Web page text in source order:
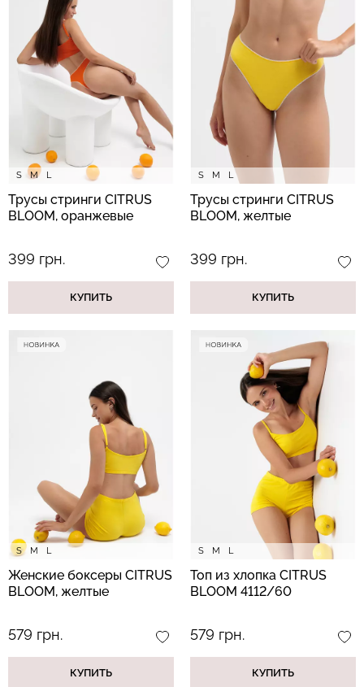
S M L
Трусы стринги CITRUS
BLOOM, оранжевые
399 грн.
КУПИТЬ
S M L
Трусы стринги CITRUS
BLOOM, желтые
399 грн.
КУПИТЬ
S M L
Женские боксеры CITRUS
BLOOM, желтые
579 грн.
КУПИТЬ
S M L
Топ из хлопка CITRUS
BLOOM 4112/60
579 грн.
КУПИТЬ
Бесшовный топ с легкой
коррекцией BRA
SHAPEWEAR nude
(бежевый) Giulia
489 грн.
Велосипедки с пуш-ап
эффектом бесшовные
TRACKS SHAPE black
(черный) Giulia
454 грн.
649 грн.